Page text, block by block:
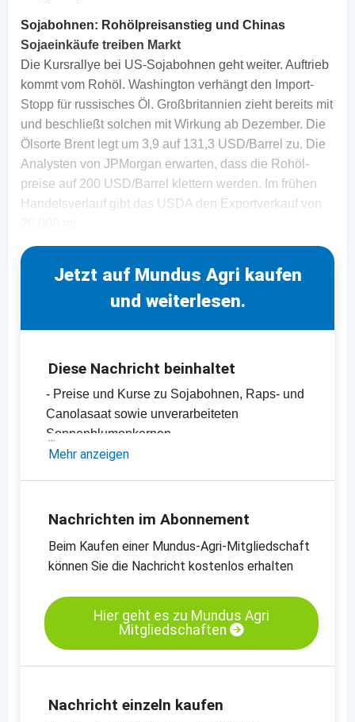
Sojabohnen: Rohölpreisanstieg und Chinas
Sojaeinkäufe treiben Markt
Die Kursrallye bei US-Sojabohnen geht weiter. Auftrieb
kommt vom Rohöl. Washing­ton verhängt den Import-
Stopp für russisches Öl. Großbri­tannien zieht bereits mit
und beschließt solchen mit Wirkung ab Dezember. Die
Ölsorte Brent legt um 3,9 auf 131,3 USD/Barrel zu. Die
Analysten von JPMorgan erwarten, dass die Rohöl­
preise auf 200 USD/Barrel klettern werden. Im frühen
Handelsverlauf gibt das USDA den Exportverkauf von
Jetzt auf Mundus Agri kaufen
und weiterlesen.
Diese Nachricht beinhaltet
- Preise und Kurse zu Sojabohnen, Raps- und
Canolasaat sowie unverarbeiteten
Sonnenblumenkernen
- Sojaschrot-, Canola- und Rapsschrot- sowie
- Einschätzungen und Meinungen des
- Offizielle Ernteschätzungen
- Preischarts, Erntebilanzen und Import- und
Kassamarkt - Sojaschrot LP - Hamburg
Kassamarkt - Rapssaat - Neuss
Mehr anzeigen
Nachrichten im Abonnement
Beim Kaufen einer Mundus-Agri-Mitgliedschaft
können Sie die Nachricht kostenlos erhalten
Hier geht es zu Mundus Agri
Mitgliedschaften
Nachricht einzeln kaufen